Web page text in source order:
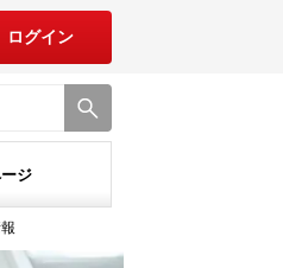
ログイン
ジ